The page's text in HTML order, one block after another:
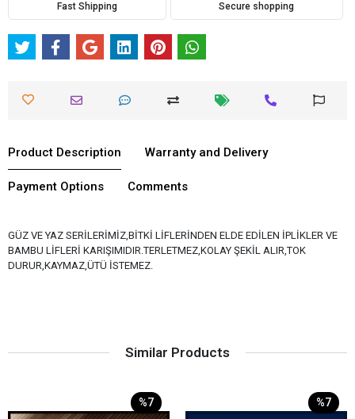
Fast Shipping Secure shopping
Product Description Warranty and Delivery
Payment Options Comments
GÜZ VE YAZ SERİLERİMİZ,BİTKİ LİFLERİNDEN ELDE EDİLEN İPLİKLER VE
BAMBU LİFLERİ KARIŞIMIDIR.TERLETMEZ,KOLAY ŞEKİL ALIR,TOK
DURUR,KAYMAZ,ÜTÜ İSTEMEZ.
Similar Products
%7 %7